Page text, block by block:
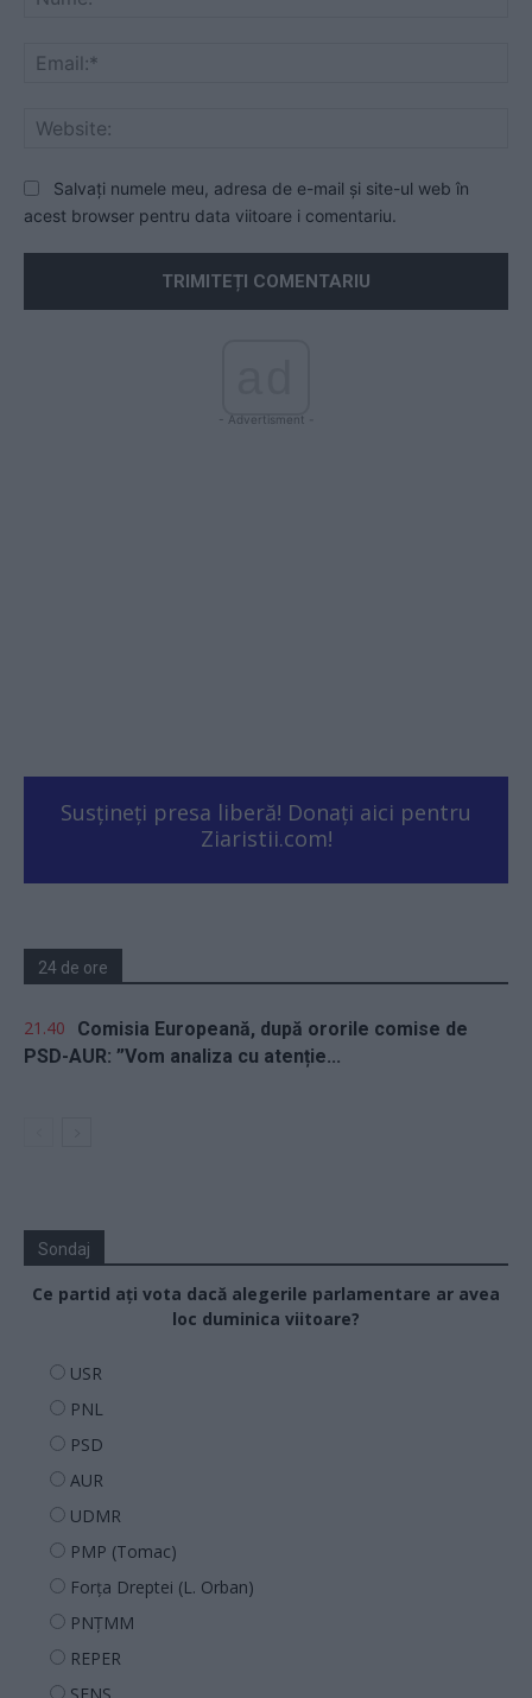
Salvați numele meu, adresa de e-mail și site-ul web în
acest browser pentru data viitoare i comentariu.
- Advertisment -
Susțineți presa liberă! Donați aici pentru
Ziaristii.com!
24 de ore
21.40
Comisia Europeană, după ororile comise de
PSD-AUR: ”Vom analiza cu atenție...
Sondaj
Ce partid ați vota dacă alegerile parlamentare ar avea
loc duminica viitoare?
USR
PNL
PSD
AUR
UDMR
PMP (Tomac)
Forța Dreptei (L. Orban)
PNȚMM
REPER